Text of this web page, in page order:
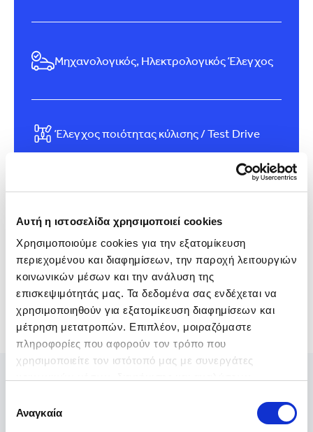
Αυτή η ιστοσελίδα χρησιμοποιεί cookies
Χρησιμοποιούμε cookies για την εξατομίκευση
περιεχομένου και διαφημίσεων, την παροχή λειτουργιών
κοινωνικών μέσων και την ανάλυση της
επισκεψιμότητάς μας. Τα δεδομένα σας ενδέχεται να
χρησιμοποιηθούν για εξατομίκευση διαφημίσεων και
μέτρηση μετατροπών. Επιπλέον, μοιραζόμαστε
πληροφορίες που αφορούν τον τρόπο που
χρησιμοποιείτε τον ιστότοπό μας με συνεργάτες
Δεδομένων Google
), οι οποίοι ενδεχομένως να τις
συνδυάσουν με άλλες πληροφορίες που τους έχετε
συγκατάθεσης
Αναγκαία
Μηχανολογικός, Ηλεκτρολογικός Έλεγχος
Έλεγχος ποιότητας κύλισης / Test Drive
Αυτοκινήτου